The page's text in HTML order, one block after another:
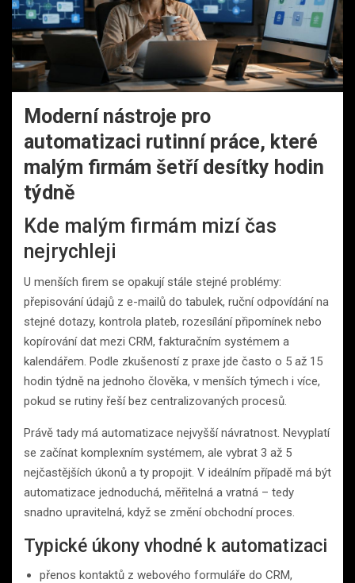
Moderní nástroje pro
automatizaci rutinní práce, které
malým firmám šetří desítky hodin
týdně
Kde malým firmám mizí čas
nejrychleji
U menších firem se opakují stále stejné problémy:
přepisování údajů z e-mailů do tabulek, ruční odpovídání na
stejné dotazy, kontrola plateb, rozesílání připomínek nebo
kopírování dat mezi CRM, fakturačním systémem a
kalendářem. Podle zkušeností z praxe jde často o 5 až 15
hodin týdně na jednoho člověka, v menších týmech i více,
pokud se rutiny řeší bez centralizovaných procesů.
Právě tady má automatizace nejvyšší návratnost. Nevyplatí
se začínat komplexním systémem, ale vybrat 3 až 5
nejčastějších úkonů a ty propojit. V ideálním případě má být
automatizace jednoduchá, měřitelná a vratná – tedy
snadno upravitelná, když se změní obchodní proces.
Typické úkony vhodné k automatizaci
přenos kontaktů z webového formuláře do CRM,